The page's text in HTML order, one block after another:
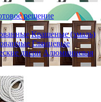
решение
Крашеные (эмаль)
Глянцевые
двери Алюминиевая